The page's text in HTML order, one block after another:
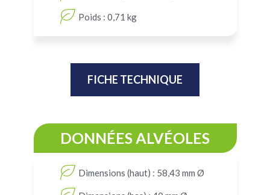
Poids : 0,71 kg
FICHE TECHNIQUE
DONNÉES ALVÉOLES
Dimensions (haut) : 58,43 mm Ø